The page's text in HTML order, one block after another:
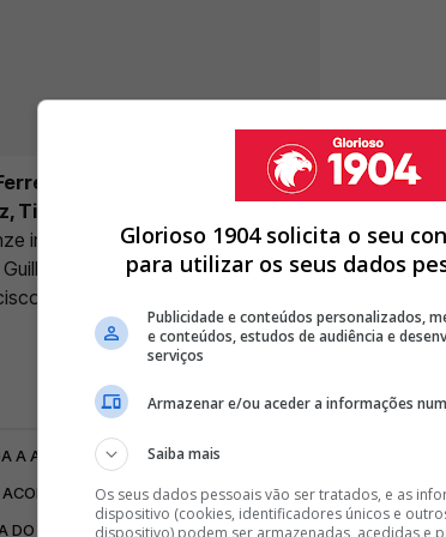
Guilherme Peixoto, Rui Silva, Gonçalo
Tiago Freitas, Gonçalo Moreira, Rodrigo Rêgo,
inicial do Benfica. Já no banco, o técnico tinha
Gaspar, Vladimir Mendes, Martim
Silva, Karel Mustmaa, Peter Edokpolor, Michée
A ACORDO COM O BENFICA: "SINTO-ME 100% PREPARADO"
COM CAPUCHO
DO BENFICA EM 2025 CONTOU COM VÁRIAS PRESENÇAS
Glorioso 1904 solicita o seu
para utilizar os seus dados
Publicidade e conteúdos personalizados,
e conteúdos, estudos de audiência e
serviços
Armazenar e/ou aceder a informações
Saiba mais
Os seus dados pessoais vão ser tratados, e as
dispositivo (cookies, identificadores únicos e
dispositivo) podem ser armazenadas, acedidas e